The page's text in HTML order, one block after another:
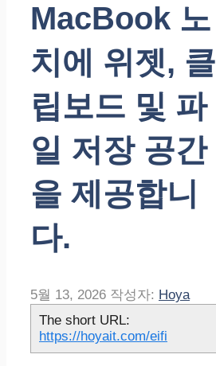
MacBook 노
치에 위젯, 클
립보드 및 파
일 저장 공간
을 제공합니
다.
5월 13, 2026 작성자: Hoya
The short URL:
https://hoyait.com/eifi